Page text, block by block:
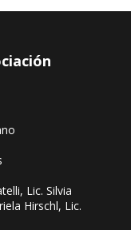
Lic. Silvia
Hirschl, Lic.